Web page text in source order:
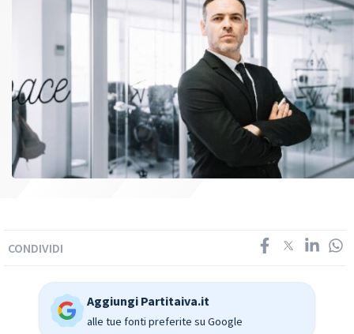
CONDIVIDI
Aggiungi Partitaiva.it
alle tue fonti preferite su Google